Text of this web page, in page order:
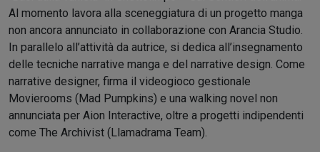
Al momento lavora alla sceneggiatura di un progetto manga
non ancora annunciato in collaborazione con Arancia Studio.
In parallelo all’attività da autrice, si dedica all’insegnamento
delle tecniche narrative manga e del narrative design. Come
narrative designer, firma il videogioco gestionale
Movierooms (Mad Pumpkins) e una walking novel non
annunciata per Aion Interactive, oltre a progetti indipendenti
come The Archivist (Llamadrama Team).